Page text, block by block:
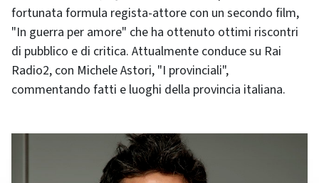
fortunata formula regista-attore con un secondo film,
"In guerra per amore" che ha ottenuto ottimi riscontri
di pubblico e di critica. Attualmente conduce su Rai
Radio2, con Michele Astori, "I provinciali",
commentando fatti e luoghi della provincia italiana.